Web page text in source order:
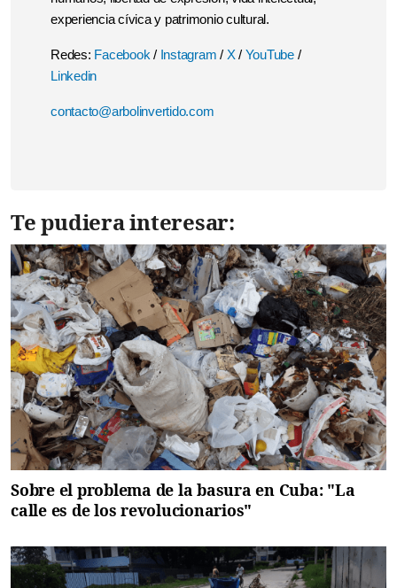
experiencia cívica y patrimonio cultural.
Redes: Facebook / Instagram / X/ YouTube /
Linkedin
contacto@arbolinvertido.com
Te pudiera interesar:
Sobre el problema de la basura en Cuba: "La
calle es de los revolucionarios"